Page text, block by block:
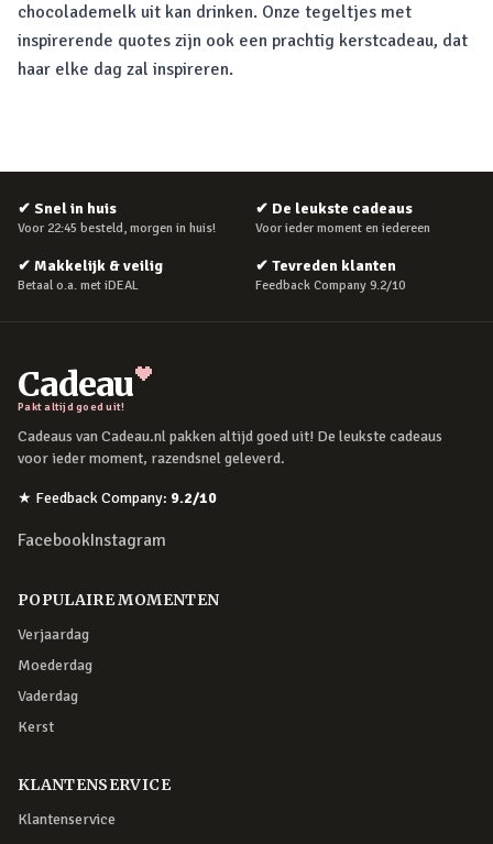
chocolademelk uit kan drinken. Onze tegeltjes met
inspirerende quotes zijn ook een prachtig kerstcadeau, dat
haar elke dag zal inspireren.
✔ Snel in huis
Voor 22:45 besteld, morgen in huis!
✔ De leukste cadeaus
Voor ieder moment en iedereen
✔ Makkelijk & veilig
Betaal o.a. met iDEAL
✔ Tevreden klanten
Feedback Company 9.2/10
Cadeau
Pakt altijd goed uit!
Cadeaus van Cadeau.nl pakken altijd goed uit! De leukste cadeaus
voor ieder moment, razendsnel geleverd.
★ Feedback Company: 9.2/10
FacebookInstagram
POPULAIRE MOMENTEN
Verjaardag
Moederdag
Vaderdag
Kerst
KLANTENSERVICE
Klantenservice